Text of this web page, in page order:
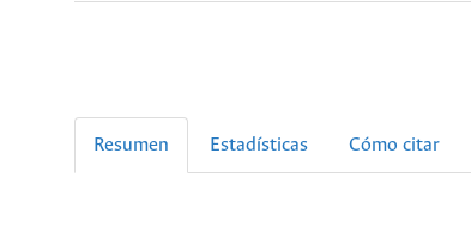
Resumen Estadísticas Cómo citar